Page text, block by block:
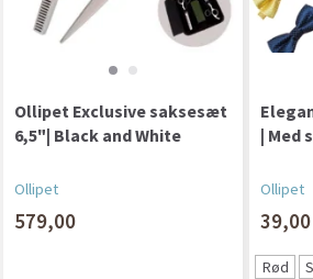
Ollipet Exclusive saksesæt
6,5"| Black and White
Ollipet
579,00
| Med
Ollipet
39,00
Rød